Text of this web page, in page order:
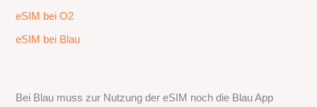
eSIM bei O2
eSIM bei Blau
Bei Blau muss zur Nutzung der eSIM noch die Blau App